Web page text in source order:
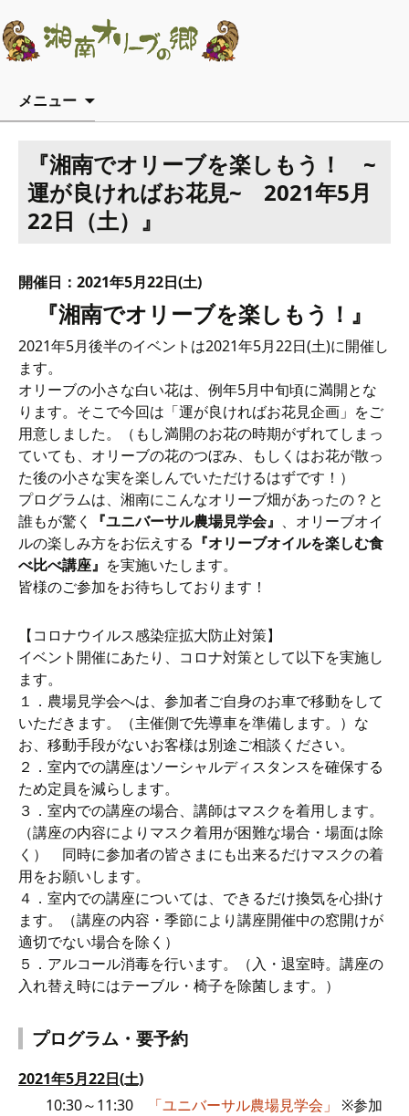
メニュー
『湘南でオリーブを楽しもう！ ~
運が良ければお花見~ 2021年5月
22日（土）』
開催日：2021年5月22日(土)
『湘南でオリーブを楽しもう！』
2021年5月後半のイベントは2021年5月22日(土)に開催し
ます。
オリーブの小さな白い花は、例年5月中旬頃に満開とな
ります。そこで今回は「運が良ければお花見企画」をご
用意しました。（もし満開のお花の時期がずれてしまっ
ていても、オリーブの花のつぼみ、もしくはお花が散っ
た後の小さな実を楽しんでいただけるはずです！）
プログラムは、湘南にこんなオリーブ畑があったの？と
誰もが驚く
『ユニバーサル農場見学会』 、オリーブオイ
ルの楽しみ方をお伝えする 『オリーブオイルを楽しむ食
べ比べ講座』 を実施いたします。
皆様のご参加をお待ちしております！
【コロナウイルス感染症拡大防止対策】
イベント開催にあたり、コロナ対策として以下を実施し
ます。
１．農場見学会へは、参加者ご自身のお車で移動をして
いただきます。（主催側で先導車を準備します。）な
お、移動手段がないお客様は別途ご相談ください。
２．室内での講座はソーシャルディスタンスを確保する
ため定員を減らします。
３．室内での講座の場合、講師はマスクを着用します。
（講座の内容によりマスク着用が困難な場合・場面は除
く） 同時に参加者の皆さまにも出来るだけマスクの着
用をお願いします。
４．室内での講座については、できるだけ換気を心掛け
ます。（講座の内容・季節により講座開催中の窓開けが
適切でない場合を除く）
５．アルコール消毒を行います。（入・退室時。講座の
入れ替え時にはテーブル・椅子を除菌します。）
プログラム・要予約
2021年5月22日(土)
10:30～11:30
「ユニバーサル農場見学会」 ※参加